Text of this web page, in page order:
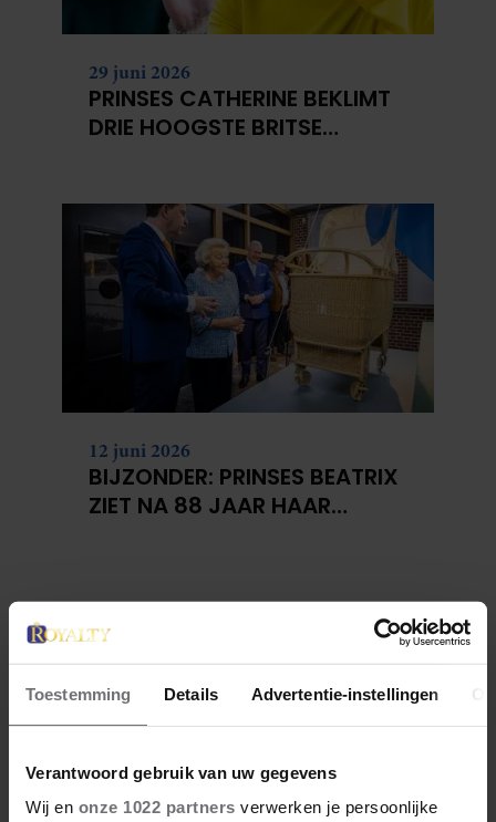
Toestemming Details Advertentie-instellingen
Verantwoord gebruik van uw gegevens
Wij en onze 1022 partners verwerken je persoonlijke
29 juni 2026
PRINSES CATHERINE BEKLIMT
DRIE HOOGSTE BRITSE
12 juni 2026
BIJZONDER: PRINSES BEATRIX
ZIET NA 88 JAAR HAAR